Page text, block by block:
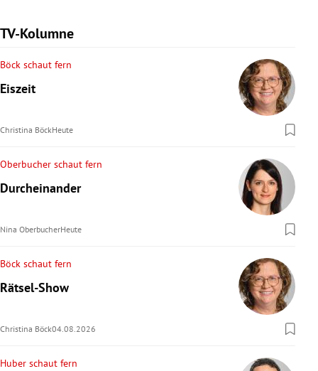
TV-Kolumne
Böck schaut fern
Eiszeit
Christina BöckHeute
Oberbucher schaut fern
Durcheinander
Nina OberbucherHeute
Böck schaut fern
Rätsel-Show
Christina Böck04.08.2026
Huber schaut fern